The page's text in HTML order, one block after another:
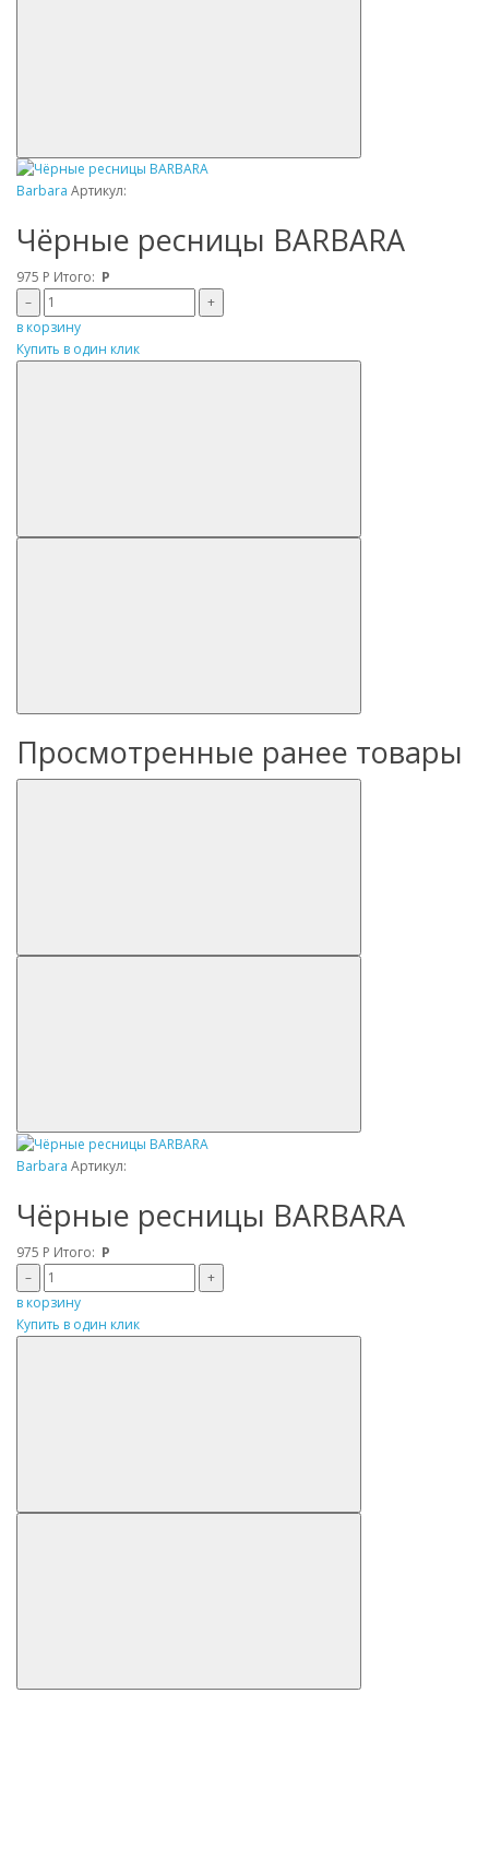
Barbara Артикул:
Чёрные ресницы BARBARA
975 Р Итого: Р
–
+
в корзину
Купить в один клик
Просмотренные ранее товары
Barbara Артикул:
Чёрные ресницы BARBARA
975 Р Итого: Р
–
+
в корзину
Купить в один клик